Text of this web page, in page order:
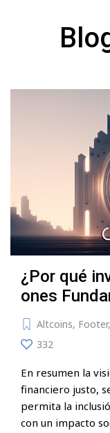
¿Por qué
ones
Altcoins, Footer,
332
En resumen la
financiero justo,
permita la
con un impacto